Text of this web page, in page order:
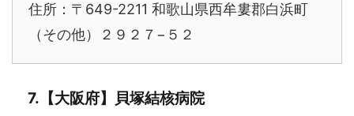
住所：〒649-2211 和歌山県西牟婁郡白浜町
（その他）２９２７−５２
7.【大阪府】貝塚結核病院